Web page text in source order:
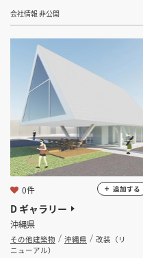
会社情報 非公開
D ギャラリー
沖縄県
その他建築物 沖縄県
改装（リ
ニューアル）
0件 追加する